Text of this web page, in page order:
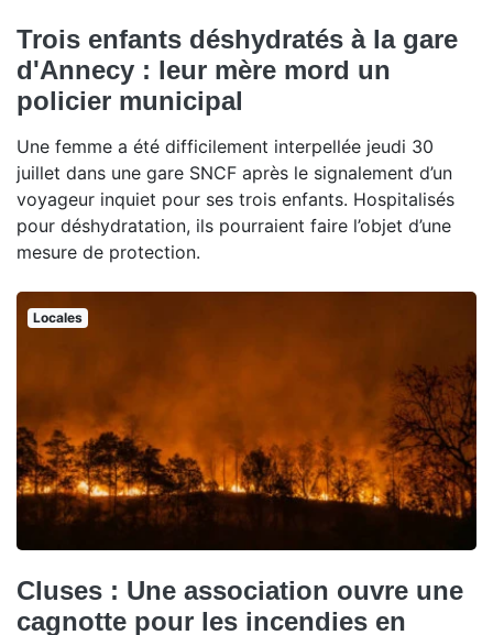
Trois enfants déshydratés à la gare
d'Annecy : leur mère mord un
policier municipal
Une femme a été difficilement interpellée jeudi 30
juillet dans une gare SNCF après le signalement d’un
voyageur inquiet pour ses trois enfants. Hospitalisés
pour déshydratation, ils pourraient faire l’objet d’une
mesure de protection.
Locales
Cluses : Une association ouvre une
cagnotte pour les incendies en